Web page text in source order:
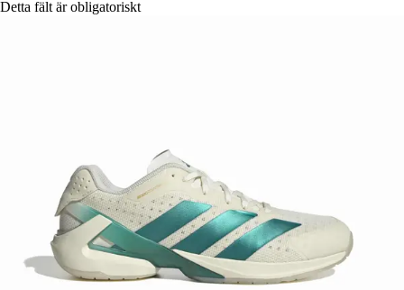
Detta fält är obligatoriskt